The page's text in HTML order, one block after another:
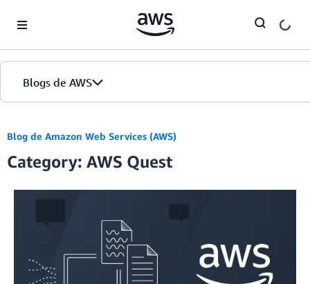
Blogs de AWS
Inicio
Ediciones
Blog de Amazon Web Services (AWS)
Category: AWS Quest